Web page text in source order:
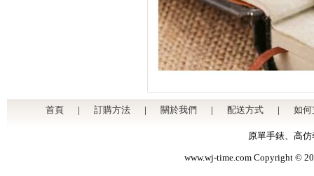
首頁 | 訂購方法 | 關於我們 | 配送方式 | 如何
原單手錶、 高仿
www.wj-time.com Copyright ©